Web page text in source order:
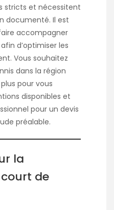
stricts et nécessitent
documenté. Il est
accompagner
d’optimiser les
Vous souhaitez
dans la région
pour vous
disponibles et
pour un devis
préalable.
la
de